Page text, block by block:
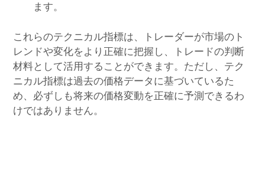
ます。
これらのテクニカル指標は、トレーダーが市場のト
レンドや変化をより正確に把握し、トレードの判断
材料として活用することができます。ただし、テク
ニカル指標は過去の価格データに基づいているた
め、必ずしも将来の価格変動を正確に予測できるわ
けではありません。